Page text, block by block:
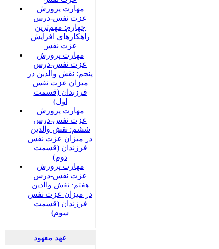
مهارت پرورش
عزت نفس-درس
چهارم: مهم‌ترین
راهکارهای افزایش
عزت نفس
مهارت پرورش
عزت نفس-درس
پنجم: نقش والدین در
میزان عزت نفس
فرزندان (قسمت
اول)
مهارت پرورش
عزت نفس-درس
ششم: نقش والدین
در میزان عزت نفس
فرزندان (قسمت
دوم)
مهارت پرورش
عزت نفس-درس
هفتم: نقش والدین
در میزان عزت نفس
فرزندان (قسمت
سوم)
عهد معهود